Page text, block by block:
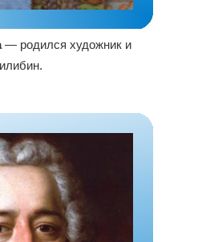
— родился художник и